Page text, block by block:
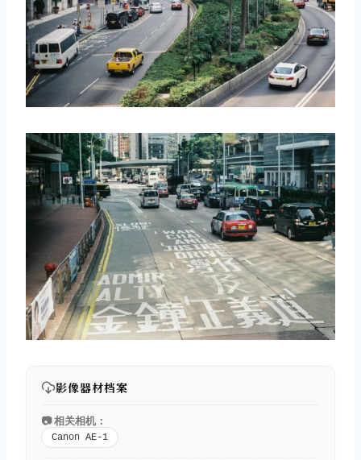
影像器材档案
📷 相关相机：
Canon AE-1
取消 搜索